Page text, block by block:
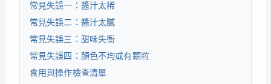
常見失誤一：醬汁太稀
常見失誤二：醬汁太膩
常見失誤三：甜味失衡
常見失誤四：顏色不均或有顆粒
食用與操作檢查清單